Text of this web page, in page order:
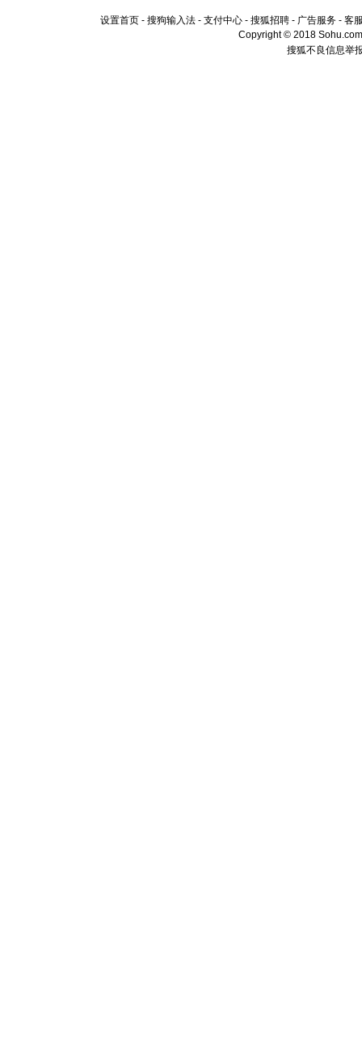
设置首页 - 搜狗输入法 - 支付中心 - 搜狐招聘 - 广告服务 - 客
Copyright © 2018
搜狐不良信息举